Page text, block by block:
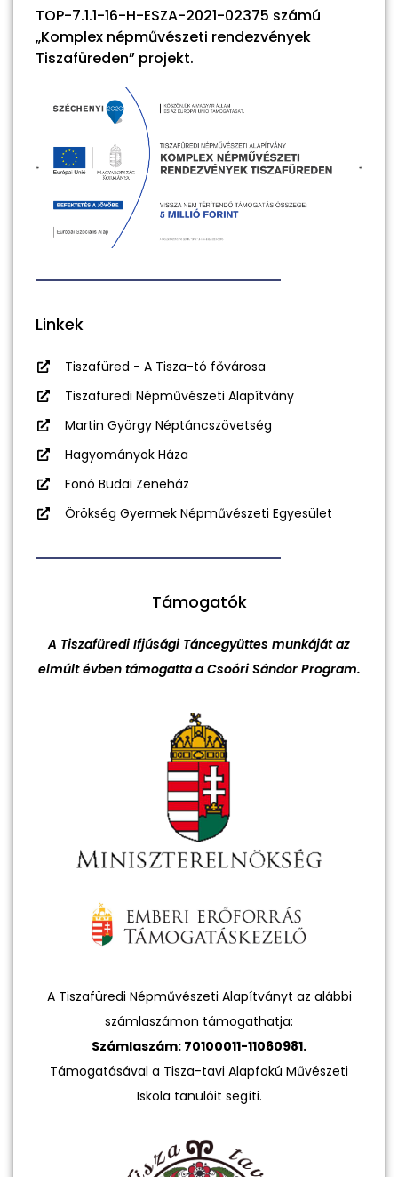
TOP-7.1.1-16-H-ESZA-2021-02375 számú
„Komplex népművészeti rendezvények
Tiszafüreden” projekt.
Linkek
Tiszafüred - A Tisza-tó fővárosa
Tiszafüredi Népművészeti Alapítvány
Martin György Néptáncszövetség
Hagyományok Háza
Fonó Budai Zeneház
Örökség Gyermek Népművészeti Egyesület
Támogatók
A Tiszafüredi Ifjúsági Táncegyüttes munkáját az
elmúlt évben támogatta a Csoóri Sándor Program.
A Tiszafüredi Népművészeti Alapítványt az alábbi
számlaszámon támogathatja:
Számlaszám: 70100011-11060981.
Támogatásával a Tisza-tavi Alapfokú Művészeti
Iskola tanulóit segíti.